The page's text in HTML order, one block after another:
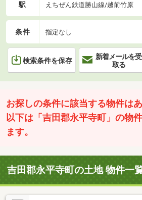
駅 えちぜん鉄道勝山線/越前竹原
条件 指定なし
検索条件を保存
新着メールを受
取る
お探しの条件に該当する物件は
以下は「吉田郡永平寺町」の物
ます。
吉田郡永平寺町の土地 物件一